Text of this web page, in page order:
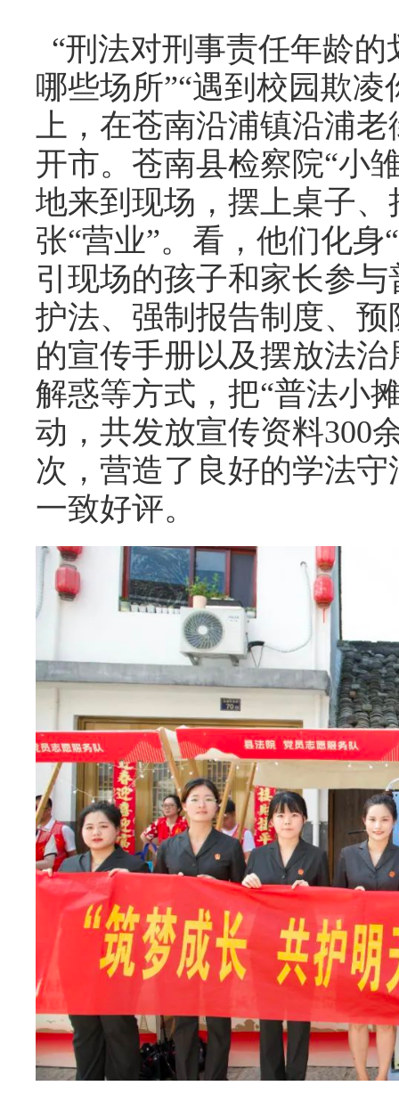
“刑法对刑事责任年龄
哪些场所”“遇到校园欺
上，在苍南沿浦镇沿浦
开市。苍南县检察院“小
地来到现场，摆上桌子
张“营业”。看，他们化身
引现场的孩子和家长参
护法、强制报告制度、
的宣传手册以及摆放法
解惑等方式，把“普法小
动，共发放宣传资料300
次，营造了良好的学法
一致好评。